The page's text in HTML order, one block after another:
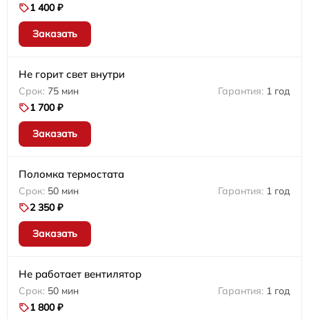
1 400 ₽
Заказать
Не горит свет внутри
75 мин
1 год
1 700 ₽
Заказать
Поломка термостата
50 мин
1 год
2 350 ₽
Заказать
Не работает вентилятор
50 мин
1 год
1 800 ₽